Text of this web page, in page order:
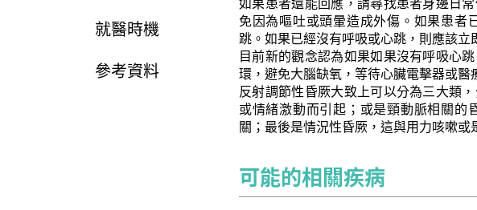
就醫時機
參考資料
免因為嘔吐或頭暈造成外傷。如果患者
跳。如果已經沒有呼吸或心跳，則應該立
目前新的觀念認為如果如果沒有呼吸心
環，避免大腦缺氧，等待心臟電擊器或醫
反射調節性昏厥大致上可以分為三大類
或情緒激動而引起；或是頸動脈相關的
關；最後是情況性昏厥，這與用力咳嗽或
可能的相關疾病